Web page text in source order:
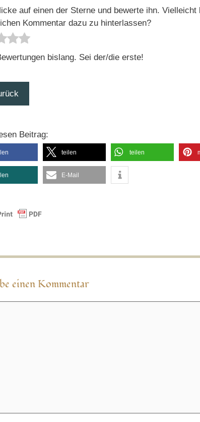
auf einen der Sterne und bewerte ihn.
Kommentar dazu zu hinterlassen?
bislang. Sei der/die erste!
Beitrag:
teilen teilen
E-Mail
einen Kommentar